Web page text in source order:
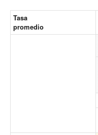
Tasa
promedio